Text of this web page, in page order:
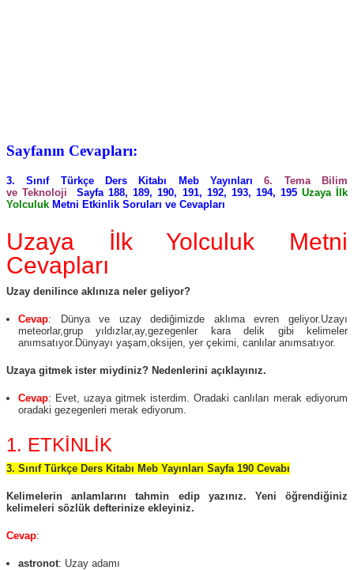
Sayfanın Cevapları:
3. Sınıf Türkçe Ders Kitabı Meb Yayınları6. Tema Bilim
ve Teknoloji
Sayfa 188, 189, 190, 191, 192, 193, 194, 195 Uzaya İlk
Yolculuk Metni Etkinlik Soruları ve Cevapları
Uzaya İlk Yolculuk Metni
Cevapları
Uzay denilince aklınıza neler geliyor?
Cevap: Dünya ve uzay dediğimizde aklıma evren geliyor.Uzayı
meteorlar,grup yıldızlar,ay,gezegenler kara delik gibi kelimeler
anımsatıyor.Dünyayı yaşam,oksijen, yer çekimi, canlılar anımsatıyor.
Uzaya gitmek ister miydiniz? Nedenlerini açıklayınız.
Cevap: Evet, uzaya gitmek isterdim. Oradaki canlıları merak ediyorum
oradaki gezegenleri merak ediyorum.
1. ETKİNLİK
3. Sınıf Türkçe Ders Kitabı Meb Yayınları Sayfa 190 Cevabı
Kelimelerin anlamlarını tahmin edip yazınız. Yeni öğrendiğiniz
kelimeleri sözlük defterinize ekleyiniz.
Cevap:
astronot: Uzay adamı